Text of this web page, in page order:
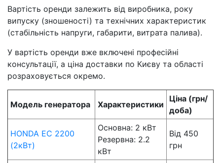
Вартість оренди залежить від виробника, року
випуску (зношеності) та технічних характеристик
(стабільність напруги, габарити, витрата палива).
У вартість оренди вже включені професійні
консультації, а ціна доставки по Києву та області
розраховується окремо.
Модель генератора Характеристики
Ціна (грн/
доба)
HONDA EC 2200
(2кВт)
Основна: 2 кВт
Резервна: 2.2
кВт
Від 450
грн